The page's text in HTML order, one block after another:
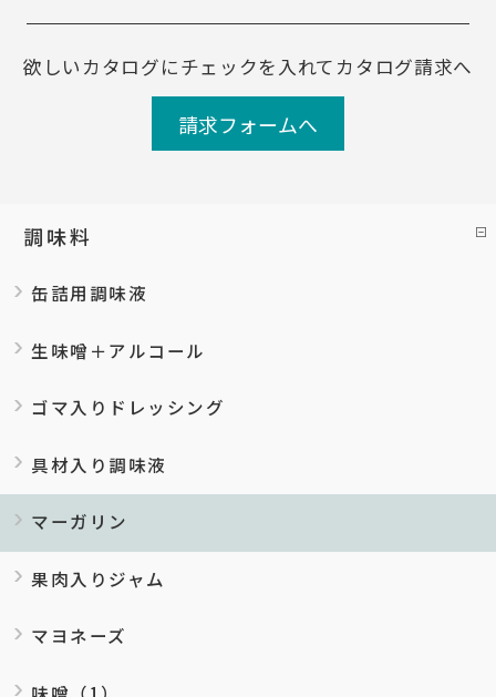
欲しいカタログにチェックを入れてカタログ請求へ
請求フォームへ
調味料
缶詰用調味液
生味噌＋アルコール
ゴマ入りドレッシング
具材入り調味液
マーガリン
果肉入りジャム
マヨネーズ